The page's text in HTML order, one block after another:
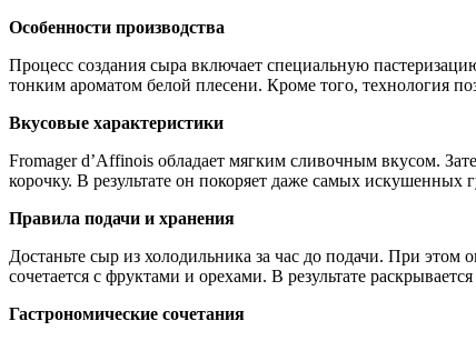
Особенности производства
Процесс создания сыра включает специальную
тонким ароматом белой плесени. Кроме того, технология
Вкусовые характеристики
Fromager d’Affinois обладает мягким сливочным вкусом.
корочку. В результате он покоряет даже самых искушенных
Правила подачи и хранения
Достаньте сыр из холодильника за час до подачи. При
сочетается с фруктами и орехами. В результате раскрывается
Гастрономические сочетания